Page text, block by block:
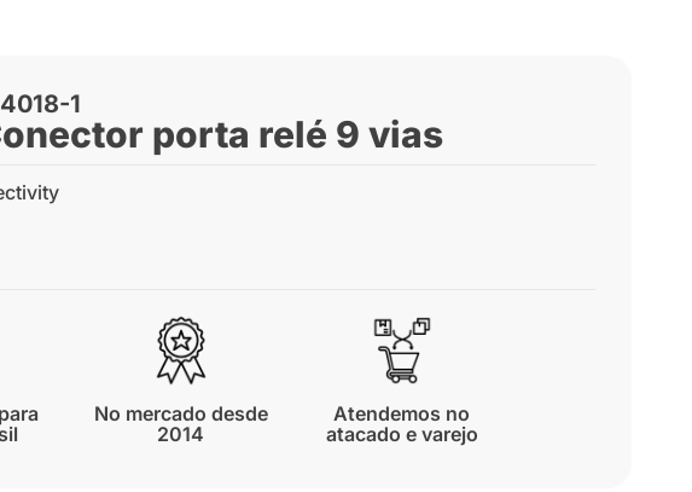
1
porta relé 9 vias
No mercado desde
2014
Atendemos no
atacado e varejo